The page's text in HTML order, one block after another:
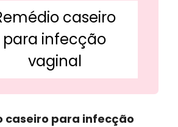
caseiro
para infecção
vaginal
caseiro para infecção